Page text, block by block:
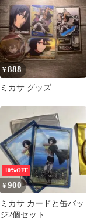
ユニアリ プロモ
¥888
ミカサ グッズ
10%OFF
¥900
ミカサ カードと缶バッ
ジ2個セット